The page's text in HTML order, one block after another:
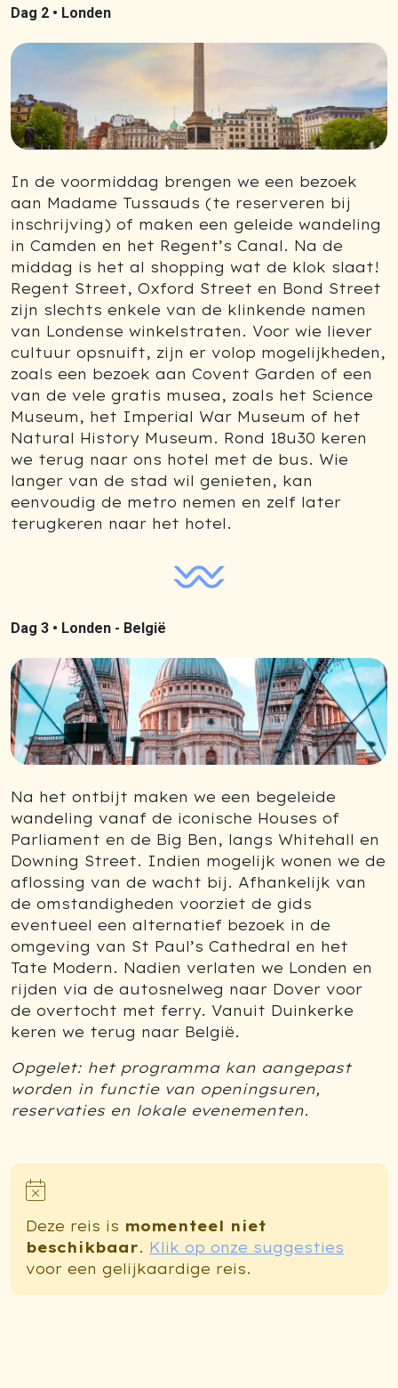
Dag 2 • Londen
In de voormiddag brengen we een bezoek
aan Madame Tussauds (te reserveren bij
inschrijving) of maken een geleide wandeling
in Camden en het Regent’s Canal. Na de
middag is het al shopping wat de klok slaat!
Regent Street, Oxford Street en Bond Street
zijn slechts enkele van de klinkende namen
van Londense winkelstraten. Voor wie liever
cultuur opsnuift, zijn er volop mogelijkheden,
zoals een bezoek aan Covent Garden of een
van de vele gratis musea, zoals het Science
Museum, het Imperial War Museum of het
Natural History Museum. Rond 18u30 keren
we terug naar ons hotel met de bus. Wie
langer van de stad wil genieten, kan
eenvoudig de metro nemen en zelf later
terugkeren naar het hotel.
Dag 3 • Londen - België
Na het ontbijt maken we een begeleide
wandeling vanaf de iconische Houses of
Parliament en de Big Ben, langs Whitehall en
Downing Street. Indien mogelijk wonen we de
aflossing van de wacht bij. Afhankelijk van
de omstandigheden voorziet de gids
eventueel een alternatief bezoek in de
omgeving van St Paul’s Cathedral en het
Tate Modern. Nadien verlaten we Londen en
rijden via de autosnelweg naar Dover voor
de overtocht met ferry. Vanuit Duinkerke
keren we terug naar België.
Opgelet: het programma kan aangepast
worden in functie van openingsuren,
reservaties en lokale evenementen.
Deze reis is momenteel niet
beschikbaar. Klik op onze suggesties
voor een gelijkaardige reis.